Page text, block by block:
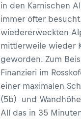
in den Karnischen
immer öfter
wiedererweckten
mittlerweile wieder
geworden. Zum
Finanzieri im
einer maximalen
(5b) und
All das in 35